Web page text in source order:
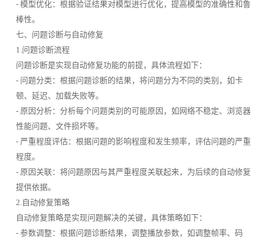
- 模型优化：根据验证结果对模型进行优化，提高模型的准确性和鲁
棒性。
七、问题诊断与自动修复
1.问题诊断流程
问题诊断是实现自动修复功能的前提，具体流程如下：
- 问题分类：根据问题诊断的结果，将问题分为不同的类别，如卡
顿、延迟、加载失败等。
- 原因分析：分析每个问题类别的可能原因，如网络不稳定、浏览器
性能问题、文件损坏等。
- 严重程度评估：根据问题的影响程度和发生频率，评估问题的严重
程度。
- 原因关联：将问题原因与其严重程度关联起来，为后续的自动修复
提供依据。
2.自动修复策略
自动修复策略是实现问题解决的关键，具体策略如下：
- 参数调整：根据问题诊断结果，调整播放参数，如调整帧率、码